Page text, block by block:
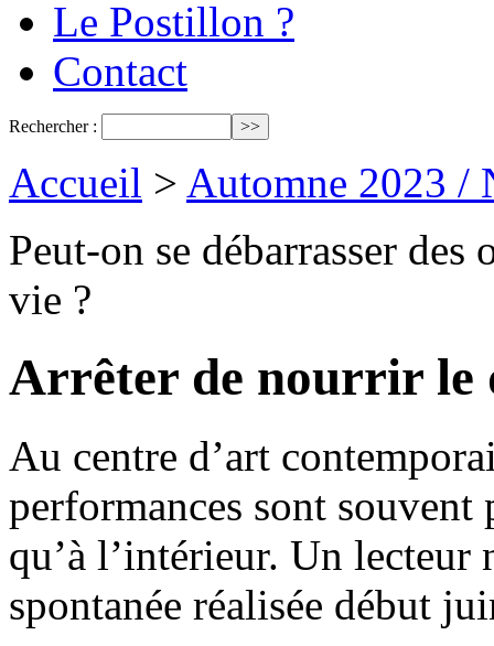
Le Postillon ?
Contact
Rechercher :
Accueil > Automne 2023 /
Peut-on se débarrasser
vie ?
Arrêter de nourrir le
Au centre d’art
performances sont souvent
qu’à l’intérieur. Un
spontanée réalisée début